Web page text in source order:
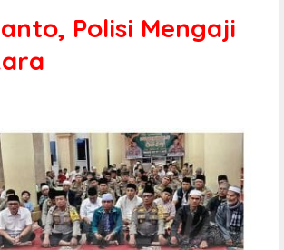
Polisi Mengaji